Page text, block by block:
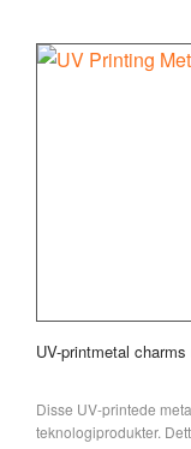
UV-printmetal
Disse UV-printede
teknologiprodukter.